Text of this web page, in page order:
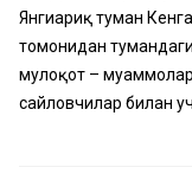
Янгиариқ туман
томонидан
мулоқот –
сайловчилар билан